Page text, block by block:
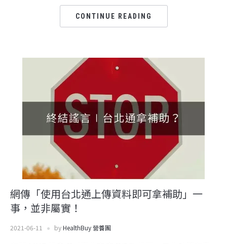
CONTINUE READING
網傳「使用台北通上傳資料即可拿補助」一
事，並非屬實！
2021-06-11 byHealthBuy 營養團